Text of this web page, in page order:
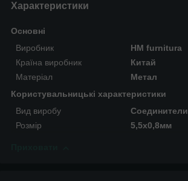
Характеристики
Основні
Виробник
HM furnitura
Країна виробник
Китай
Матеріал
Метал
Користувальницькі характеристики
Вид виробу
Соединители
Розмір
5,5х0,8мм